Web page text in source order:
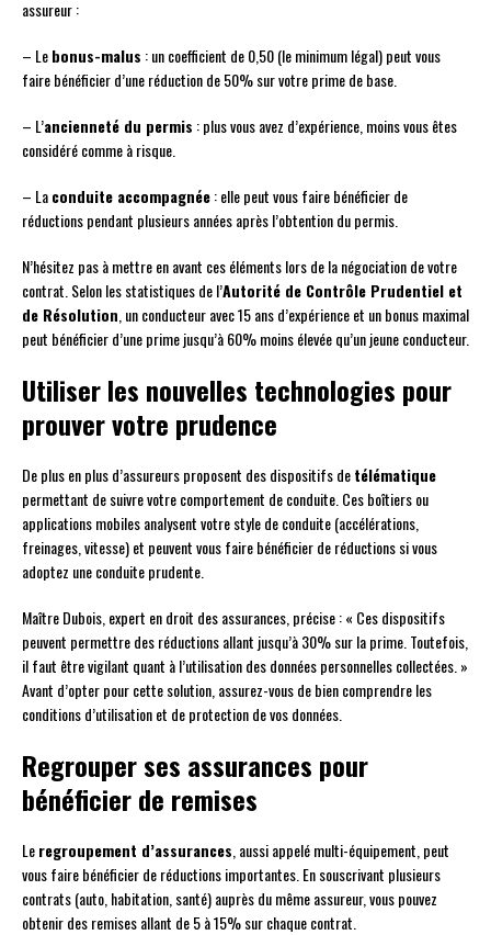
assureur :
– Lebonus-malus : un coefficient de 0,50 (le minimum légal) peut vous
faire bénéficier d’une réduction de 50% sur votre prime de base.
– L’ancienneté du permis : plus vous avez d’expérience, moins vous êtes
considéré comme à risque.
– Laconduite accompagnée: elle peut vous faire bénéficier de
réductions pendant plusieurs années après l’obtention du permis.
N’hésitez pas à mettre en avant ces éléments lors de la négociation de votre
contrat. Selon les statistiques de l’Autorité de Contrôle Prudentiel et
de Résolution , un conducteur avec 15 ans d’expérience et un bonus maximal
peut bénéficier d’une prime jusqu’à 60% moins élevée qu’un jeune conducteur.
Utiliser les nouvelles technologies pour
prouver votre prudence
De plus en plus d’assureurs proposent des dispositifs detélématique
permettant de suivre votre comportement de conduite. Ces boîtiers ou
applications mobiles analysent votre style de conduite (accélérations,
freinages, vitesse) et peuvent vous faire bénéficier de réductions si vous
adoptez une conduite prudente.
Maître Dubois, expert en droit des assurances, précise : « Ces dispositifs
peuvent permettre des réductions allant jusqu’à 30% sur la prime. Toutefois,
il faut être vigilant quant à l’utilisation des données personnelles collectées. »
Avant d’opter pour cette solution, assurez-vous de bien comprendre les
conditions d’utilisation et de protection de vos données.
Regrouper ses assurances pour
bénéficier de remises
Leregroupement d’assurances , aussi appelé multi-équipement, peut
vous faire bénéficier de réductions importantes. En souscrivant plusieurs
contrats (auto, habitation, santé) auprès du même assureur, vous pouvez
obtenir des remises allant de 5 à 15% sur chaque contrat.